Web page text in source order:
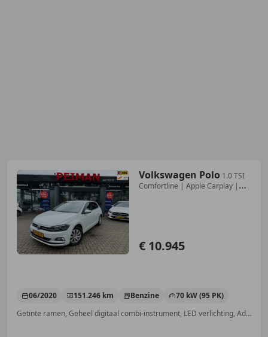
Volkswagen Polo 1.0 TSI
Comfortline | Apple Carplay |
€ 10.945
06/2020 151.246 km Benzine
70 kW (95 PK)
Getinte ramen, Geheel digitaal combi-instrument, LED verlichting, Adaptieve Cruise Control, Apple CarPlay, Lederen stuurwiel, Regensensor, Parkeerhulp achter